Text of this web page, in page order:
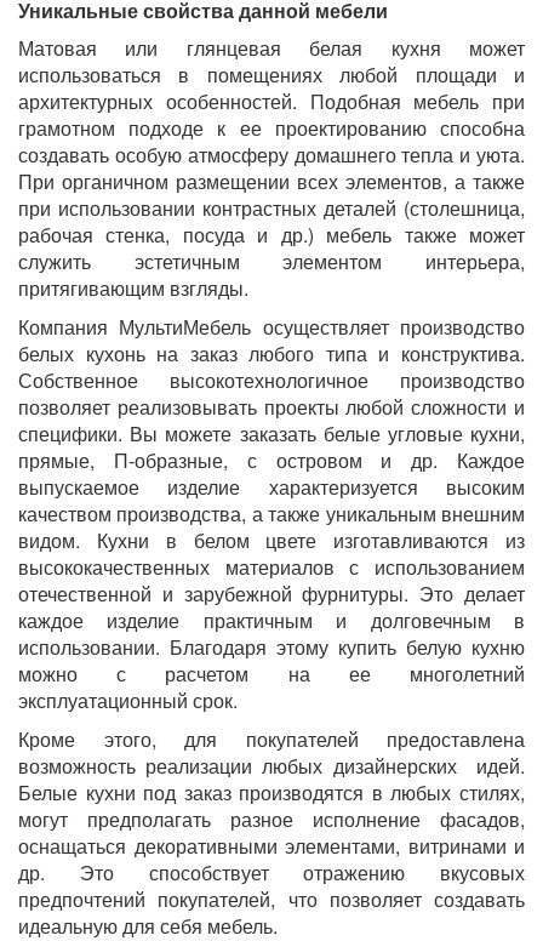
Уникальные свойства данной мебели
Матовая или глянцевая белая кухня может
использоваться в помещениях любой площади и
архитектурных особенностей. Подобная мебель при
грамотном подходе к ее проектированию способна
создавать особую атмосферу домашнего тепла и уюта.
При органичном размещении всех элементов, а также
при использовании контрастных деталей (столешница,
рабочая стенка, посуда и др.) мебель также может
служить эстетичным элементом интерьера,
притягивающим взгляды.
Компания МультиМебель осуществляет производство
белых кухонь на заказ любого типа и конструктива.
Собственное высокотехнологичное производство
позволяет реализовывать проекты любой сложности и
специфики. Вы можете заказать белые угловые кухни,
прямые, П-образные, с островом и др. Каждое
выпускаемое изделие характеризуется высоким
качеством производства, а также уникальным внешним
видом. Кухни в белом цвете изготавливаются из
высококачественных материалов с использованием
отечественной и зарубежной фурнитуры. Это делает
каждое изделие практичным и долговечным в
использовании. Благодаря этому купить белую кухню
можно с расчетом на ее многолетний
эксплуатационный срок.
Кроме этого, для покупателей предоставлена
возможность реализации любых дизайнерских идей.
Белые кухни под заказ производятся в любых стилях,
могут предполагать разное исполнение фасадов,
оснащаться декоративными элементами, витринами и
др. Это способствует отражению вкусовых
предпочтений покупателей, что позволяет создавать
идеальную для себя мебель.